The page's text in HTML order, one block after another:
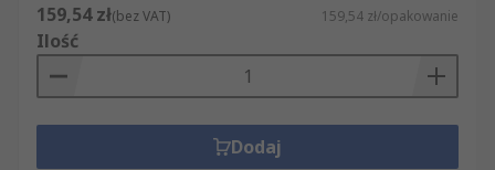
159,54 zł(bez VAT) 159,54 zł/opakowanie
Ilość
Dodaj